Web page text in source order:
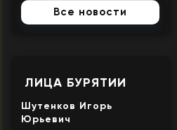
Все новости
ЛИЦА БУРЯТИИ
Шутенков Игорь
Юрьевич